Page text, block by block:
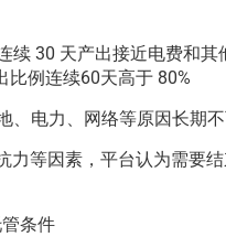
续 30 天产出接近电费和其
比例连续60天高于 80%
、电力、网络等原因长期
力等因素，平台认为需要
条件